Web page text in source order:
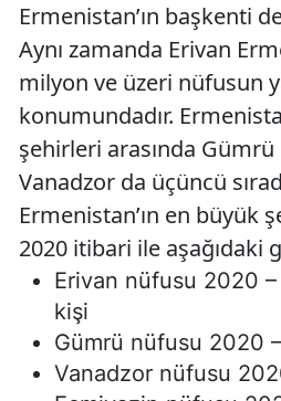
Ermenistan’ın başkenti
Aynı zamanda Erivan
milyon ve üzeri nüfusun
konumundadır.
şehirleri arasında Gümrü
Vanadzor da üçüncü
Ermenistan’ın en büyük
2020 itibari ile aşağıdaki
Erivan nüfusu 2020
kişi
Gümrü nüfusu 2020
Vanadzor nüfusu